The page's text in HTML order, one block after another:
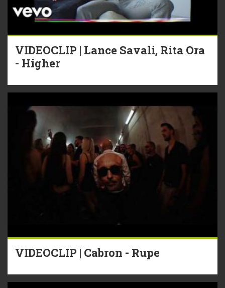
VIDEOCLIP | Lance Savali, Rita Ora
- Higher
VIDEOCLIP | Cabron - Rupe